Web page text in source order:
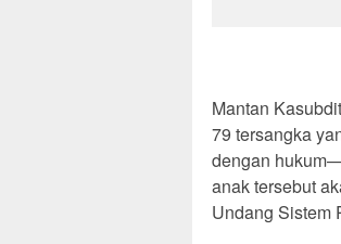
Mantan
79 tersangka
dengan
anak tersebut
Undang Sistem